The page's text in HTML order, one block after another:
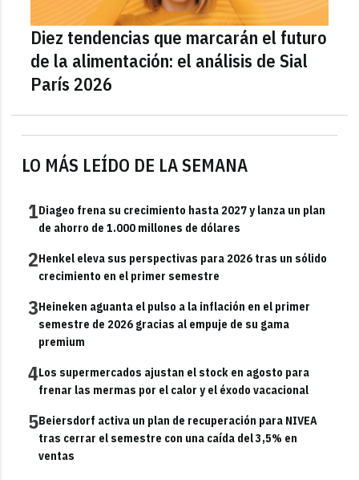
LO MÁS LEÍDO DE LA SEMANA
1Diageo frena su crecimiento hasta 2027 y lanza un plan
de ahorro de 1.000 millones de dólares
2Henkel eleva sus perspectivas para 2026 tras un sólido
crecimiento en el primer semestre
3Heineken aguanta el pulso a la inflación en el primer
semestre de 2026 gracias al empuje de su gama
premium
4Los supermercados ajustan el stock en agosto para
frenar las mermas por el calor y el éxodo vacacional
5Beiersdorf activa un plan de recuperación para NIVEA
tras cerrar el semestre con una caída del 3,5% en
ventas
Diez tendencias que marcarán el futuro
de la alimentación: el análisis de Sial
París 2026